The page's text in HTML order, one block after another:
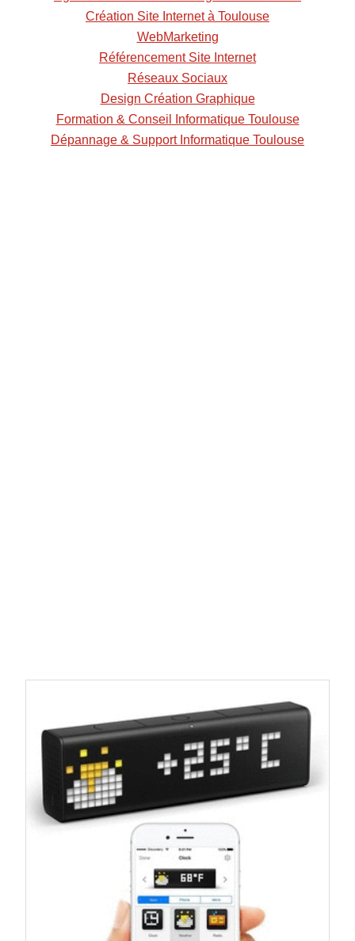
Création Site Internet à Toulouse
WebMarketing
Référencement Site Internet
Réseaux Sociaux
Design Création Graphique
Formation & Conseil Informatique Toulouse
Dépannage & Support Informatique Toulouse